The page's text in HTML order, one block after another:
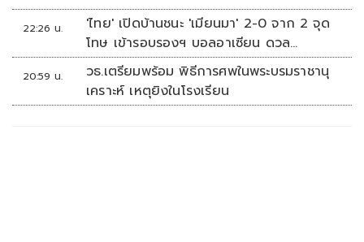
22:26 น.
'ไทย' เปิดบ้านชนะ 'เมียนมา' 2-0 จาก 2 จุด
โทษ เข้ารอบรองฯ บอลอาเซียน ดวล
'สิงคโปร์'
20:59 น.
วธ.เตรียมพร้อม พิธีการศพในพระบรมราชานุ
เคราะห์ เหตุยิงในโรงเรียน